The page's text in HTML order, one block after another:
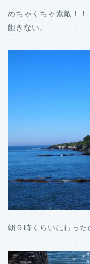
めちゃくちゃ素敵！
飽きない。
朝９時くらいに行った